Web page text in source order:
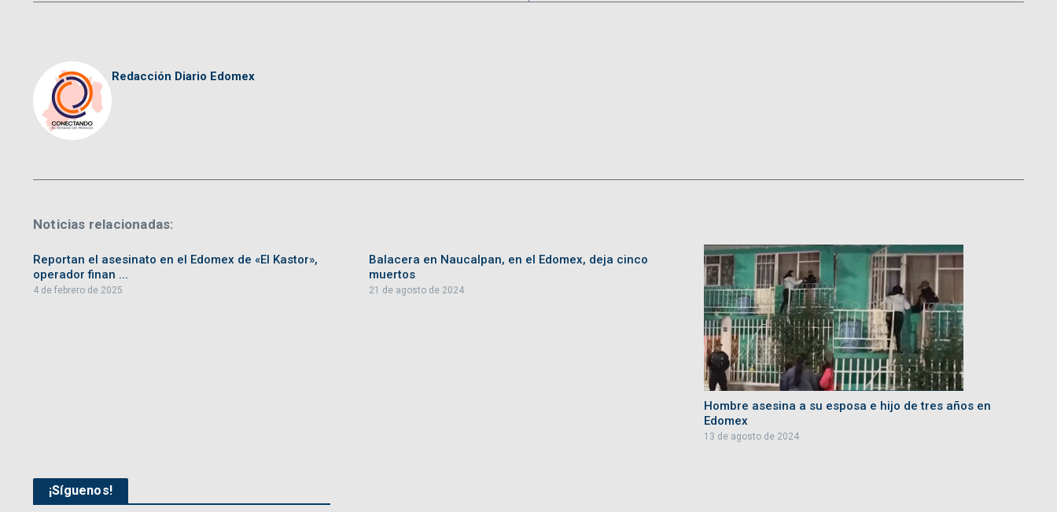
Redacción Diario Edomex
Noticias relacionadas:
Reportan el asesinato en el Edomex de «El Kastor»,
operador finan ...
4 de febrero de 2025
Balacera en Naucalpan, en el Edomex, deja cinco
muertos
21 de agosto de 2024
Hombre asesina a su esposa e hijo de tres años en
Edomex
13 de agosto de 2024
¡Síguenos!